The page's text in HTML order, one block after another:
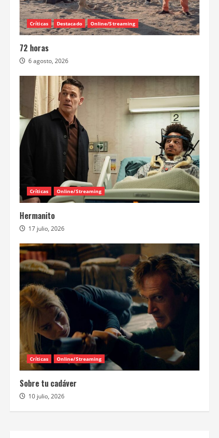
Críticas Destacado Online/Streaming
72 horas
6 agosto, 2026
Críticas Online/Streaming
Hermanito
17 julio, 2026
Críticas Online/Streaming
Sobre tu cadáver
10 julio, 2026